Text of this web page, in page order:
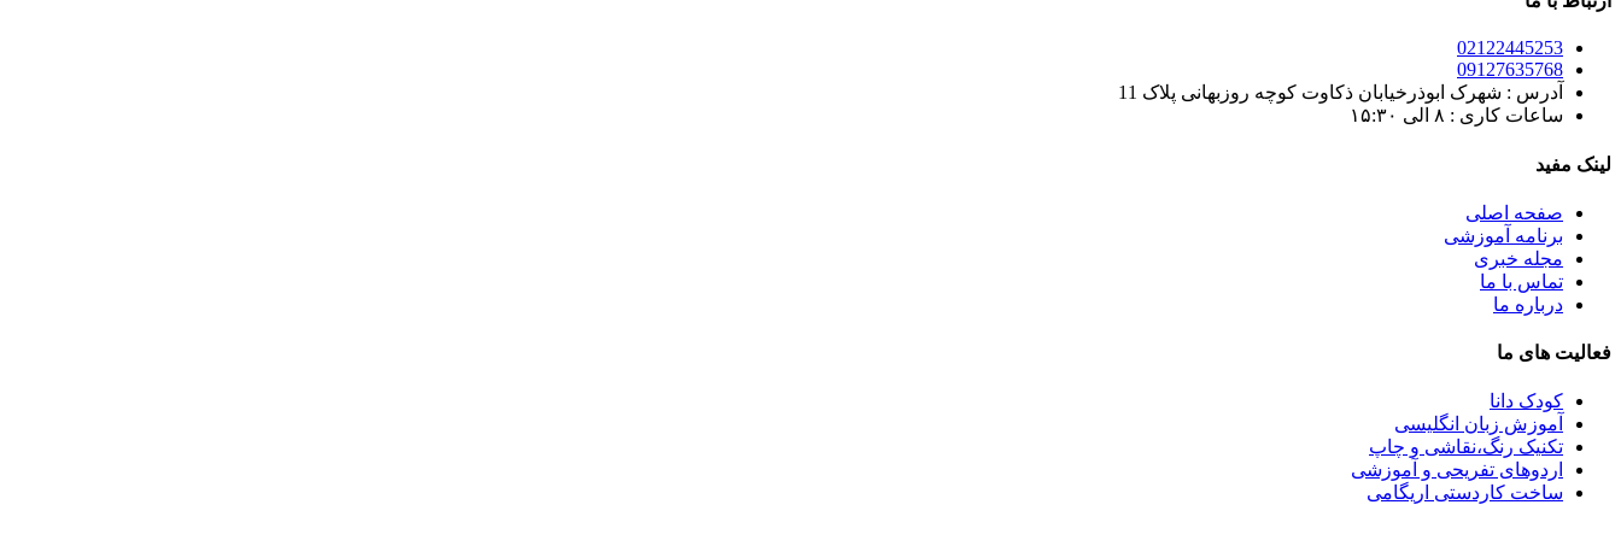
02122445253
09127635768
آدرس : شهرک ابوذرخیابان ذکاوت کوچه روزبهانی پلاک 11
ساعات کاری : ۸ الی ۱۵:۳۰
لینک مفید
صفحه اصلی
برنامه آموزشی
مجله خبری
تماس با ما
درباره ما
فعالیت های ما
کودک دانا
آموزش زبان انگلیسی
تکنیک رنگ،نقاشی و چاپ
اردوهای تفریحی و آموزشی
ساخت کاردستی اریگامی